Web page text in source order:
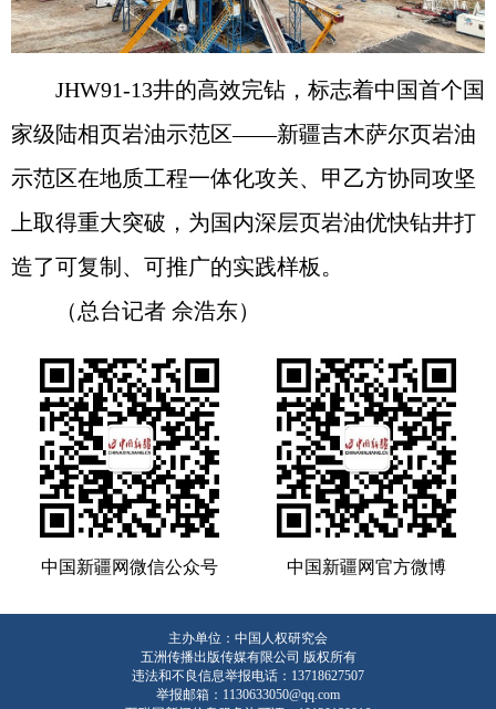
JHW91-13井的高效完钻，标志着中国首个国
家级陆相页岩油示范区——新疆吉木萨尔页岩油
示范区在地质工程一体化攻关、甲乙方协同攻坚
上取得重大突破，为国内深层页岩油优快钻井打
造了可复制、可推广的实践样板。
（总台记者 佘浩东）
中国新疆网微信公众号 中国新疆网官方微博
主办单位：中国人权研究会
五洲传播出版传媒有限公司 版权所有
违法和不良信息举报电话：13718627507
举报邮箱：1130633050@qq.com